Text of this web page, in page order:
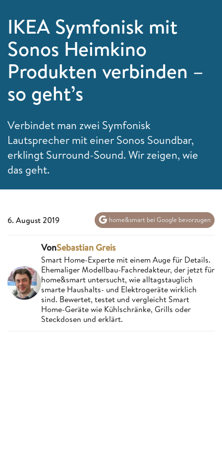
IKEA Symfonisk mit
Sonos Heimkino
Produkten verbinden –
so geht’s
Verbindet man zwei Symfonisk
Lautsprecher mit einer Sonos Soundbar,
erklingt Surround-Sound. Wir zeigen, wie
das geht.
6. August 2019 home&smart bei Google bevorzugen
VonSebastian Greis
Smart Home-Experte mit einem Auge für Details.
Ehemaliger Modellbau-Fachredakteur, der jetzt für
home&smart untersucht, wie alltagstauglich
smarte Haushalts- und Elektrogeräte wirklich
sind. Bewertet, testet und vergleicht Smart
Home-Geräte wie Kühlschränke, Grills oder
Steckdosen und erklärt.